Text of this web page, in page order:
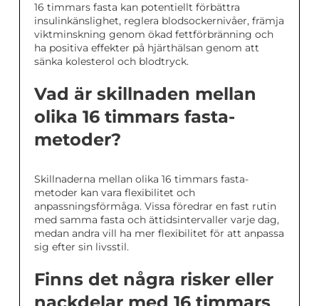
16 timmars fasta kan potentiellt förbättra
insulinkänslighet, reglera blodsockernivåer, främja
viktminskning genom ökad fettförbränning och
ha positiva effekter på hjärthälsan genom att
sänka kolesterol och blodtryck.
Vad är skillnaden mellan
olika 16 timmars fasta-
metoder?
Skillnaderna mellan olika 16 timmars fasta-
metoder kan vara flexibilitet och
anpassningsförmåga. Vissa föredrar en fast rutin
med samma fasta och ättidsintervaller varje dag,
medan andra vill ha mer flexibilitet för att anpassa
sig efter sin livsstil.
Finns det några risker eller